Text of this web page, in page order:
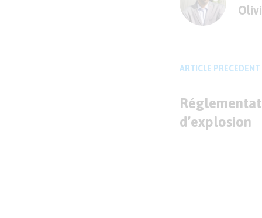
ARTICLE PRÉCÉDENT
d’explosion